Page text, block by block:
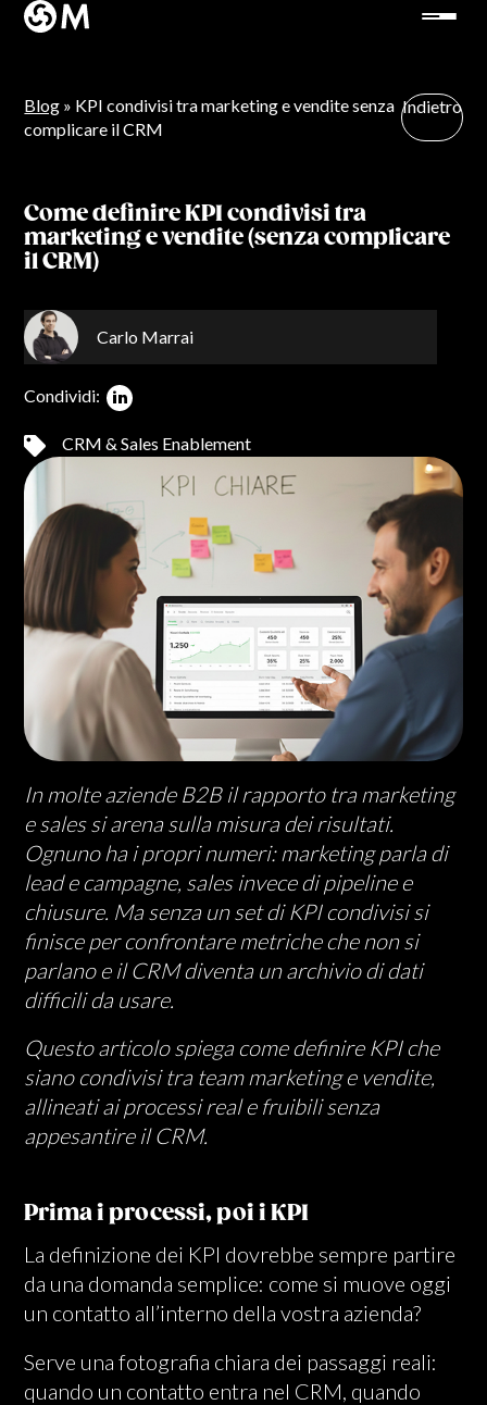
Blog » KPI condivisi tra marketing e vendite senza
complicare il CRM
Indietro
In molte aziende B2B il rapporto tra marketing
e sales si arena sulla misura dei risultati.
Ognuno ha i propri numeri: marketing parla di
lead e campagne, sales invece di pipeline e
chiusure. Ma senza un set di KPI condivisi si
finisce per confrontare metriche che non si
parlano e il CRM diventa un archivio di dati
difficili da usare.
Questo articolo spiega come definire KPI che
sianocondivisi tra team marketing e vendite,
allineati ai processi real e fruibili senza
appesantire il CRM.
Prima i processi, poi i KPI
La definizione dei KPI dovrebbe sempre partire
da una domanda semplice: come si muove oggi
un contatto all’interno della vostra azienda?
Serve una fotografia chiara dei passaggi reali:
quando un contatto entra nel CRM, quando
Come definire KPI condivisi tra
marketing e vendite (senza complicare
il CRM)
Carlo Marrai
Condividi:
CRM & Sales Enablement